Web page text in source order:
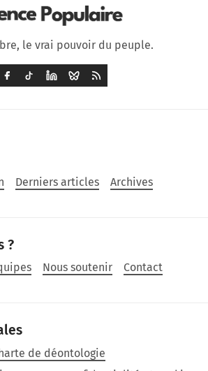
le vrai pouvoir du peuple.
Derniers articles
Archives
?
Nous soutenir
Contact
de déontologie